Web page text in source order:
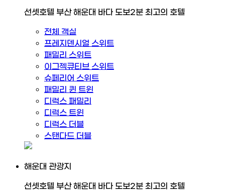
선셋호텔 부산 해운대 바다 도보2분 최고의 호텔
전체 객실
프레지덴시얼 스위트
패밀리 스위트
이그젝큐티브 스위트
슈페리어 스위트
패밀리 퀸 트윈
디럭스 패밀리
디럭스 트윈
디럭스 더블
스탠다드 더블
해운대 관광지
선셋호텔 부산 해운대 바다 도보2분 최고의 호텔